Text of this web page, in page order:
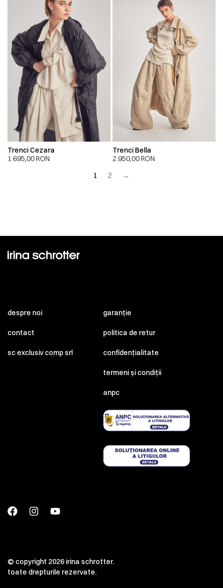
Trenci Cezara
1.695,00 RON
Trenci Bella
2.950,00 RON
1 2 →
despre noi
contact
sc exclusiv comp srl
garanție
politica de retur
confidențialitate
termeni și condiții
anpc
© copyright 2026 irina schrotter.
toate drepturile rezervate.